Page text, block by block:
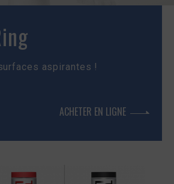
aspirantes !
ACHETER EN LIGNE